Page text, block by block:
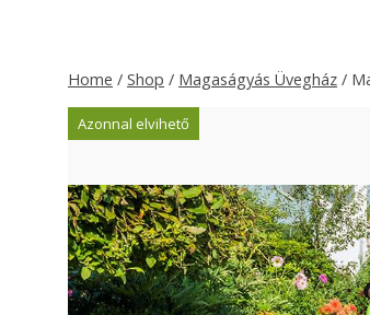
Home / Shop / Magaságyás Üvegház /
Azonnal elvihető